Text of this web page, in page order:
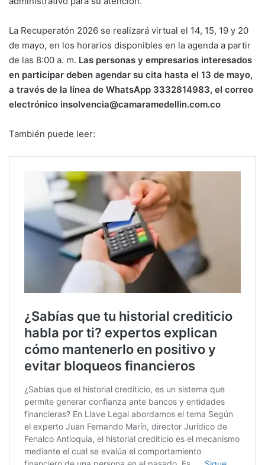
La Recuperatón 2026 se realizará virtual el 14, 15, 19 y 20
de mayo, en los horarios disponibles en la agenda a partir
de las 8:00 a. m. Las personas y empresarios interesados
en participar deben agendar su cita hasta el 13 de mayo,
a través de la línea de WhatsApp 3332814983, el correo
electrónico insolvencia@camaramedellin.com.co
También puede leer: